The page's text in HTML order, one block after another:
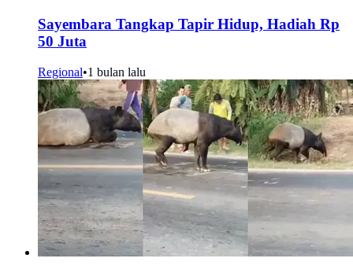
Sayembara Tangkap Tapir Hidup, Hadiah Rp
50 Juta
Regional•1 bulan lalu